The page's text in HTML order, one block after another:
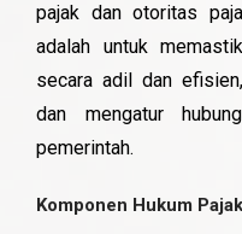
pajak dan otoritas
adalah untuk
secara adil dan
dan mengatur
pemerintah.
Komponen Hukum Pajak